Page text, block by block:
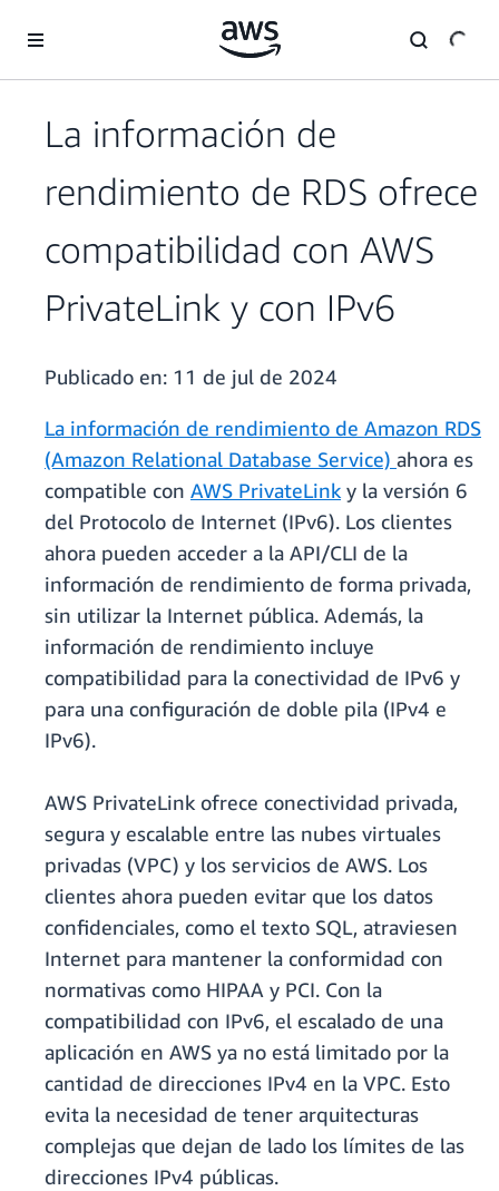
La información de
rendimiento de RDS ofrece
compatibilidad con AWS
PrivateLink y con IPv6
Publicado en: 11 de jul de 2024
La información de rendimiento de Amazon RDS
(Amazon Relational Database Service) ahora es
compatible con AWS PrivateLink y la versión 6
del Protocolo de Internet (IPv6). Los clientes
ahora pueden acceder a la API/CLI de la
información de rendimiento de forma privada,
sin utilizar la Internet pública. Además, la
información de rendimiento incluye
compatibilidad para la conectividad de IPv6 y
para una configuración de doble pila (IPv4 e
IPv6).
AWS PrivateLink ofrece conectividad privada,
segura y escalable entre las nubes virtuales
privadas (VPC) y los servicios de AWS. Los
clientes ahora pueden evitar que los datos
confidenciales, como el texto SQL, atraviesen
Internet para mantener la conformidad con
normativas como HIPAA y PCI. Con la
compatibilidad con IPv6, el escalado de una
aplicación en AWS ya no está limitado por la
cantidad de direcciones IPv4 en la VPC. Esto
evita la necesidad de tener arquitecturas
complejas que dejan de lado los límites de las
direcciones IPv4 públicas.